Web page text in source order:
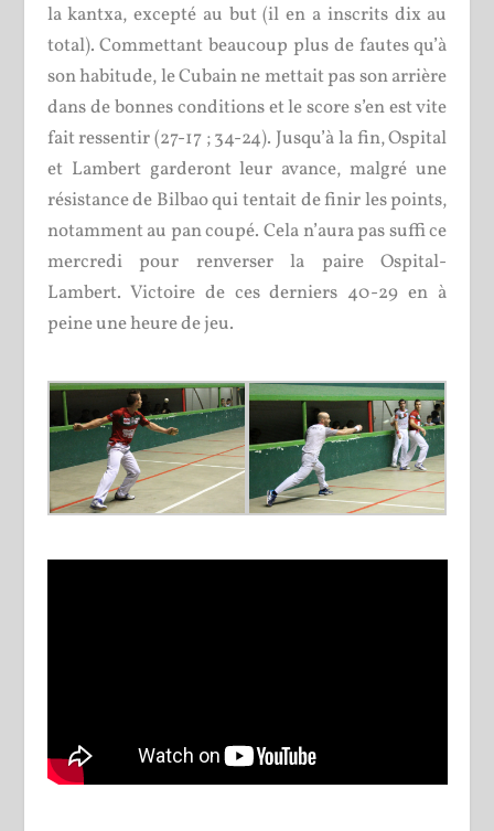
la kantxa, excepté au but (il en a inscrits dix au
total). Commettant beaucoup plus de fautes qu’à
son habitude, le Cubain ne mettait pas son arrière
dans de bonnes conditions et le score s’en est vite
fait ressentir (27-17 ; 34-24). Jusqu’à la fin, Ospital
et Lambert garderont leur avance, malgré une
résistance de Bilbao qui tentait de finir les points,
notamment au pan coupé. Cela n’aura pas suffi ce
mercredi pour renverser la paire Ospital-
Lambert. Victoire de ces derniers 40-29 en à
peine une heure de jeu.